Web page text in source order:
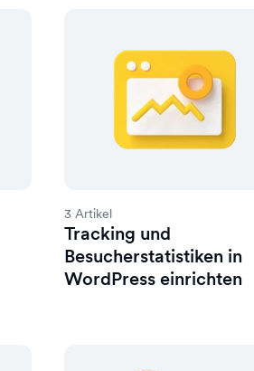
3 Artikel
Tracking und
Besucherstatistiken in
WordPress einrichten